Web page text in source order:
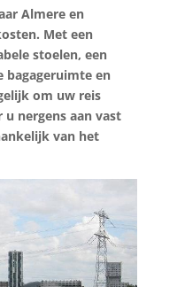
Almere en
Met een
stoelen, een
bagageruimte en
om uw reis
nergens aan vast
van het